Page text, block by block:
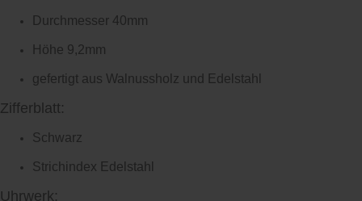
Durchmesser 40mm
Höhe 9,2mm
gefertigt aus Walnussholz und Edelstahl
Zifferblatt:
Schwarz
Strichindex Edelstahl
Uhrwerk: